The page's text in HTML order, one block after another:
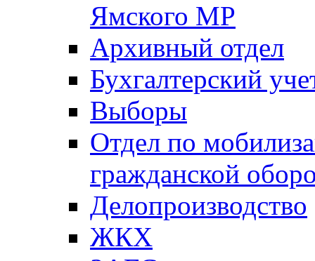
Ямского МР
Архивный отдел
Бухгалтерский
Выборы
Отдел по
гражданской
Делопроизводство
ЖКХ